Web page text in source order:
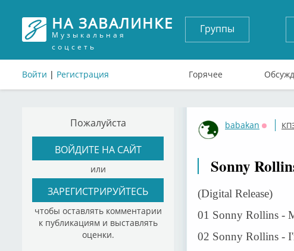
НА ЗАВАЛИНКЕ
Музыкальная
соцсеть
Войти | Регистрация
Группы
Горячее
Пожалуйста
ВОЙДИТЕ НА САЙТ
или
ЗАРЕГИСТРИРУЙТЕСЬ
чтобы оставлять комментарии
к публикациям и выставлять
оценки.
babakan
Sonny
(Digital Release)
01 Sonny Rollins -
02 Sonny Rollins -